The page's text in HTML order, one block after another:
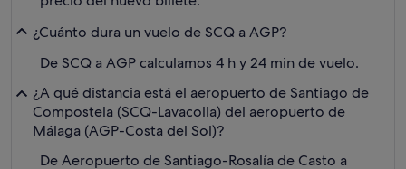
¿Cuánto dura un vuelo de SCQ a AGP?
De SCQ a AGP calculamos 4 h y 24 min de vuelo.
¿A qué distancia está el aeropuerto de Santiago de
Compostela (SCQ-Lavacolla) del aeropuerto de
Málaga (AGP-Costa del Sol)?
De Aeropuerto de Santiago-Rosalía de Casto a